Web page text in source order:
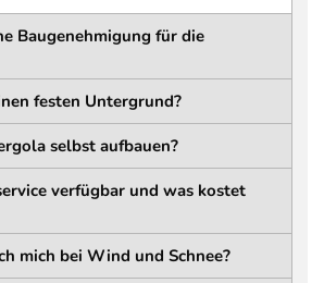
HÖHE
WANDSTÄRKE
LÄNGE
mm (188 mm inkl.
Abdeckung) mm
180 mm (188 mm inkl.
mm
LOCHABSTAND
154 mm
Baugenehmigung für die
festen Untergrund?
selbst aufbauen?
verfügbar und was kostet
mich bei Wind und Schnee?